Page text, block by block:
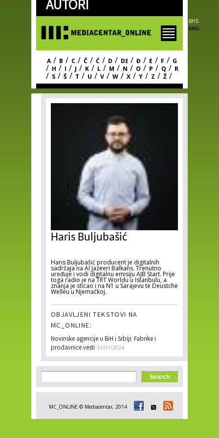
Skip to
main
AUTORI
BHS
ENG
A / B / C / Č / Ć / D / Dž / Đ / E / F / G
/ H / I / J / K / L / M / N / O / P / Q / R
/ S / Š / T / U / V / W / X / Y / Z / Ž /
Haris Buljubašić
Haris Buljubašić producent je digitalnih
sadržaja na Al Jazeeri Balkans. Trenutno
uređuje i vodi digitalnu emisiju AJB Start. Prije
toga radio je na TRT Worldu u Istanbulu, a
znanja je sticao i na N1 u Sarajevu te Deustche
Welleu u Njemačkoj.
OBJAVLJENI TEKSTOVI NA
MC_ONLINE:
Novinske agencije u BiH i Srbiji: Fabrike i
prodavnice vesti 31/01/2024
Search form
Search
MC_ONLINE © Mediacentar, 2014